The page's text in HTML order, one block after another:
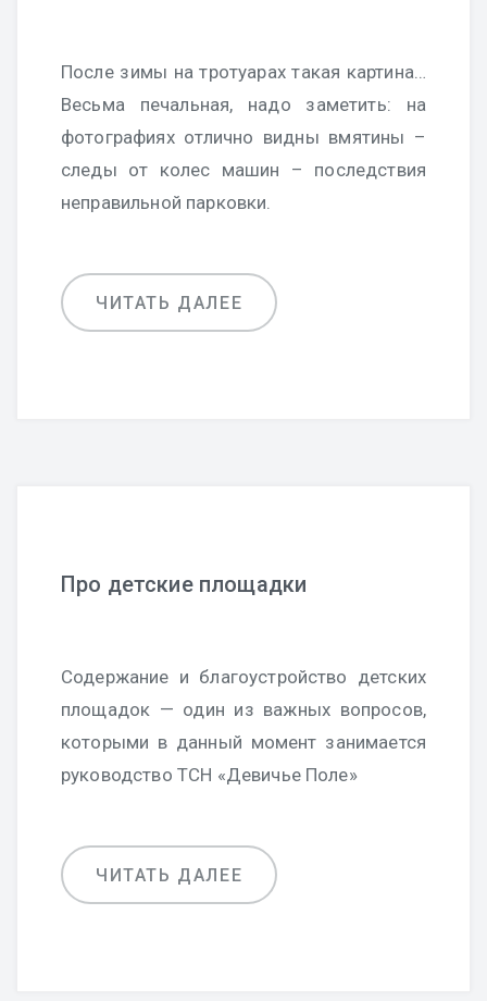
После зимы на тротуарах такая картина…
Весьма печальная, надо заметить: на
фотографиях отлично видны вмятины –
следы от колес машин – последствия
неправильной парковки.
ЧИТАТЬ ДАЛЕЕ
Про детские площадки
Содержание и благоустройство детских
площадок — один из важных вопросов,
которыми в данный момент занимается
руководство ТСН «Девичье Поле»
ЧИТАТЬ ДАЛЕЕ